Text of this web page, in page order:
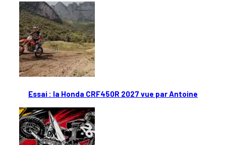
Essai : la Honda CRF450R 2027 vue par Antoine